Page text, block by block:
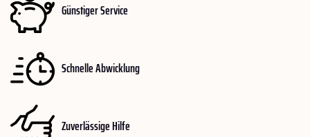
Günstiger Service
Schnelle Abwicklung
Zuverlässige Hilfe